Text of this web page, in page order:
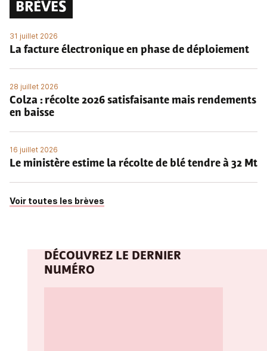
BRÈVES
31 juillet 2026
La facture électronique en phase de déploiement
28 juillet 2026
Colza : récolte 2026 satisfaisante mais rendements
en baisse
16 juillet 2026
Le ministère estime la récolte de blé tendre à 32 Mt
Voir toutes les brèves
DÉCOUVREZ LE DERNIER
NUMÉRO